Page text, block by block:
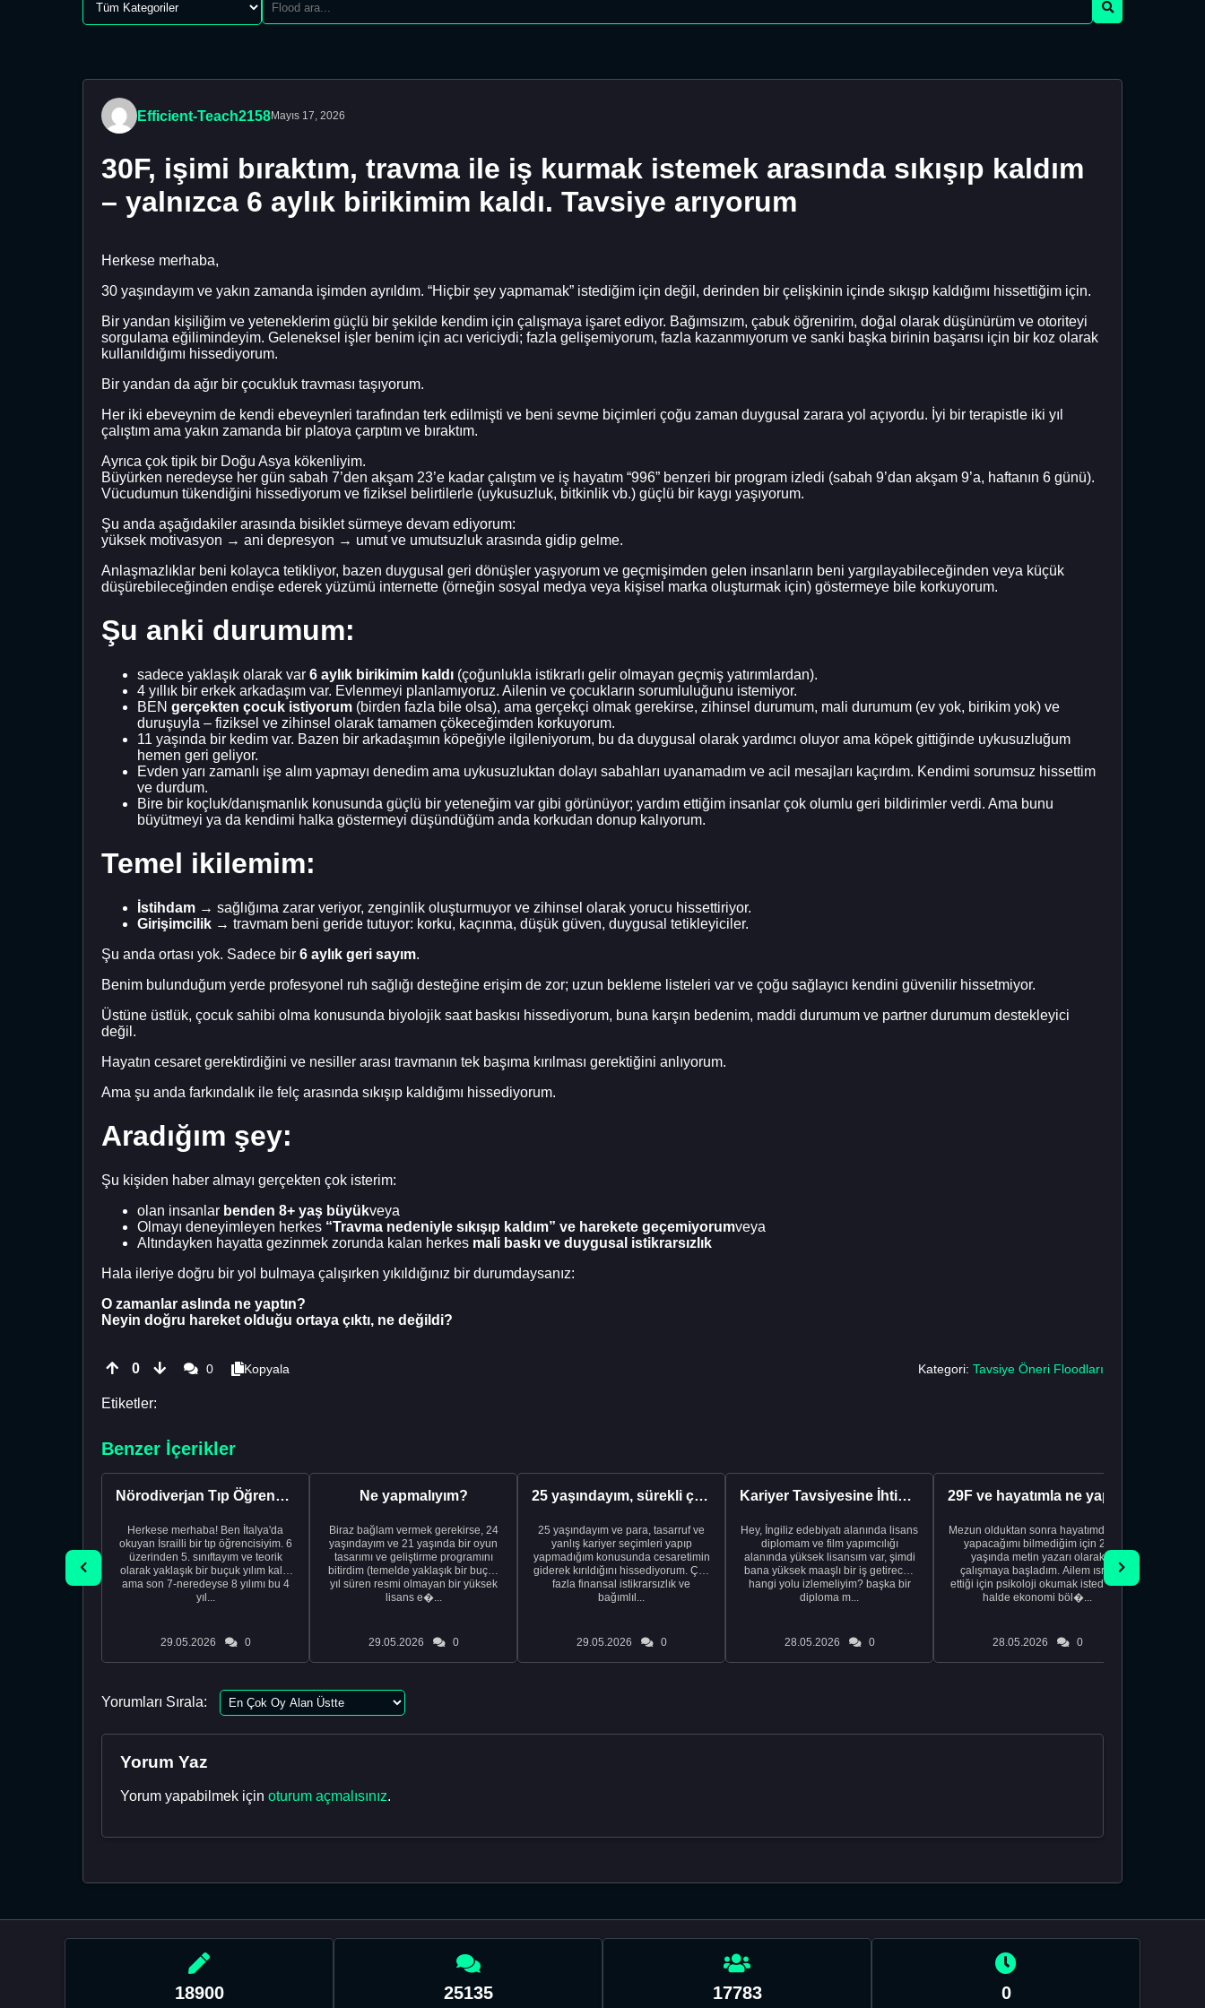
Efficient-Teach2158Mayıs 17, 2026
30F, işimi bıraktım, travma ile iş kurmak istemek arasında sıkışıp kaldım
– yalnızca 6 aylık birikimim kaldı. Tavsiye arıyorum
Herkese merhaba,
30 yaşındayım ve yakın zamanda işimden ayrıldım. “Hiçbir şey yapmamak” istediğim için değil, derinden bir çelişkinin içinde sıkışıp kaldığımı hissettiğim için.
Bir yandan kişiliğim ve yeteneklerim güçlü bir şekilde kendim için çalışmaya işaret ediyor. Bağımsızım, çabuk öğrenirim, doğal olarak düşünürüm ve otoriteyi
sorgulama eğilimindeyim. Geleneksel işler benim için acı vericiydi; fazla gelişemiyorum, fazla kazanmıyorum ve sanki başka birinin başarısı için bir koz olarak
kullanıldığımı hissediyorum.
Bir yandan da ağır bir çocukluk travması taşıyorum.
Her iki ebeveynim de kendi ebeveynleri tarafından terk edilmişti ve beni sevme biçimleri çoğu zaman duygusal zarara yol açıyordu. İyi bir terapistle iki yıl
çalıştım ama yakın zamanda bir platoya çarptım ve bıraktım.
Ayrıca çok tipik bir Doğu Asya kökenliyim.
Büyürken neredeyse her gün sabah 7’den akşam 23’e kadar çalıştım ve iş hayatım “996” benzeri bir program izledi (sabah 9’dan akşam 9’a, haftanın 6 günü).
Vücudumun tükendiğini hissediyorum ve fiziksel belirtilerle (uykusuzluk, bitkinlik vb.) güçlü bir kaygı yaşıyorum.
Şu anda aşağıdakiler arasında bisiklet sürmeye devam ediyorum:
yüksek motivasyon → ani depresyon → umut ve umutsuzluk arasında gidip gelme.
Anlaşmazlıklar beni kolayca tetikliyor, bazen duygusal geri dönüşler yaşıyorum ve geçmişimden gelen insanların beni yargılayabileceğinden veya küçük
düşürebileceğinden endişe ederek yüzümü internette (örneğin sosyal medya veya kişisel marka oluşturmak için) göstermeye bile korkuyorum.
Şu anki durumum:
sadece yaklaşık olarak var 6 aylık birikimim kaldı (çoğunlukla istikrarlı gelir olmayan geçmiş yatırımlardan).
4 yıllık bir erkek arkadaşım var. Evlenmeyi planlamıyoruz. Ailenin ve çocukların sorumluluğunu istemiyor.
BEN gerçekten çocuk istiyorum (birden fazla bile olsa), ama gerçekçi olmak gerekirse, zihinsel durumum, mali durumum (ev yok, birikim yok) ve
duruşuyla – fiziksel ve zihinsel olarak tamamen çökeceğimden korkuyorum.
11 yaşında bir kedim var. Bazen bir arkadaşımın köpeğiyle ilgileniyorum, bu da duygusal olarak yardımcı oluyor ama köpek gittiğinde uykusuzluğum
hemen geri geliyor.
Evden yarı zamanlı işe alım yapmayı denedim ama uykusuzluktan dolayı sabahları uyanamadım ve acil mesajları kaçırdım. Kendimi sorumsuz hissettim
ve durdum.
Bire bir koçluk/danışmanlık konusunda güçlü bir yeteneğim var gibi görünüyor; yardım ettiğim insanlar çok olumlu geri bildirimler verdi. Ama bunu
büyütmeyi ya da kendimi halka göstermeyi düşündüğüm anda korkudan donup kalıyorum.
Temel ikilemim:
İstihdam → sağlığıma zarar veriyor, zenginlik oluşturmuyor ve zihinsel olarak yorucu hissettiriyor.
Girişimcilik → travmam beni geride tutuyor: korku, kaçınma, düşük güven, duygusal tetikleyiciler.
Şu anda ortası yok. Sadece bir 6 aylık geri sayım.
Benim bulunduğum yerde profesyonel ruh sağlığı desteğine erişim de zor; uzun bekleme listeleri var ve çoğu sağlayıcı kendini güvenilir hissetmiyor.
Üstüne üstlük, çocuk sahibi olma konusunda biyolojik saat baskısı hissediyorum, buna karşın bedenim, maddi durumum ve partner durumum destekleyici
değil.
Hayatın cesaret gerektirdiğini ve nesiller arası travmanın tek başıma kırılması gerektiğini anlıyorum.
Ama şu anda farkındalık ile felç arasında sıkışıp kaldığımı hissediyorum.
Aradığım şey:
Şu kişiden haber almayı gerçekten çok isterim:
olan insanlar benden 8+ yaş büyükveya
Olmayı deneyimleyen herkes “Travma nedeniyle sıkışıp kaldım” ve harekete geçemiyorumveya
Altındayken hayatta gezinmek zorunda kalan herkes mali baskı ve duygusal istikrarsızlık
Hala ileriye doğru bir yol bulmaya çalışırken yıkıldığınız bir durumdaysanız:
O zamanlar aslında ne yaptın?
Neyin doğru hareket olduğu ortaya çıktı, ne değildi?
0 0 Kopyala Kategori: Tavsiye Öneri Floodları
Etiketler:
Benzer İçerikler
Nörodiverjan Tıp Öğrencisi Yeni Bir Yol Arıyor
Herkese merhaba! Ben İtalya'da
okuyan İsrailli bir tıp öğrencisiyim. 6
üzerinden 5. sınıftayım ve teorik
olarak yaklaşık bir buçuk yılım kaldı
ama son 7-neredeyse 8 yılımı bu 4
yıl...
29.05.2026 0
Ne yapmalıyım?
Biraz bağlam vermek gerekirse, 24
yaşındayım ve 21 yaşında bir oyun
tasarımı ve geliştirme programını
bitirdim (temelde yaklaşık bir buçuk
yıl süren resmi olmayan bir yüksek
lisans e�...
29.05.2026 0
25 yaşındayım, sürekli çalışıyorum ve hâlâ maddi a...
25 yaşındayım ve para, tasarruf ve
yanlış kariyer seçimleri yapıp
yapmadığım konusunda cesaretimin
giderek kırıldığını hissediyorum. Çok
fazla finansal istikrarsızlık ve
bağımlıl...
29.05.2026 0
Kariyer Tavsiyesine İhtiyacınız Var
Hey, İngiliz edebiyatı alanında lisans
diplomam ve film yapımcılığı
alanında yüksek lisansım var, şimdi
bana yüksek maaşlı bir iş getirecek
hangi yolu izlemeliyim? başka bir
diploma m...
28.05.2026 0
Mezun olduktan sonra hayatımda ne
yapacağımı bilmediğim için 20
yaşında metin yazarı olarak
çalışmaya başladım. Ailem ısrar
ettiği için psikoloji okumak istediğim
halde ekonomi böl�...
28.05.2026 0
Yorumları Sırala:
Yorum Yaz
Yorum yapabilmek için oturum açmalısınız.
18900 25135 17783 0